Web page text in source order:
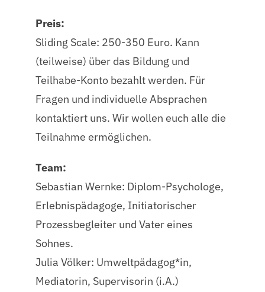
Preis:
Sliding Scale: 250-350 Euro. Kann
(teilweise) über das Bildung und
Teilhabe-Konto bezahlt werden. Für
Fragen und individuelle Absprachen
kontaktiert uns. Wir wollen euch alle die
Teilnahme ermöglichen.
Team:
Sebastian Wernke: Diplom-Psychologe,
Erlebnispädagoge, Initiatorischer
Prozessbegleiter und Vater eines
Sohnes.
Julia Völker: Umweltpädagog*in,
Mediatorin, Supervisorin (i.A.)